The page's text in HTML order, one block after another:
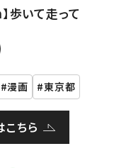
歩いて走って
漫画 東京都
ちら